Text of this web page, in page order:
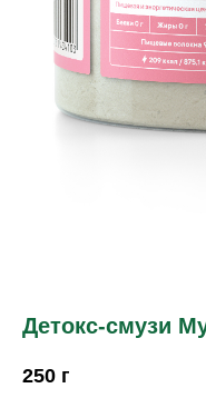
Детокс-смузи
250 г